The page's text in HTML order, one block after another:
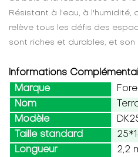
Résistant à l'eau, à l'humidité,
relève tous les défis des
sont riches et durables, et son
Informations
Marque
Nom
Modèle
Taille standard
Longueur
2,2